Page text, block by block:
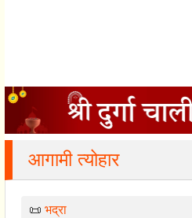
आगामी त्योहार
📜भद्रा